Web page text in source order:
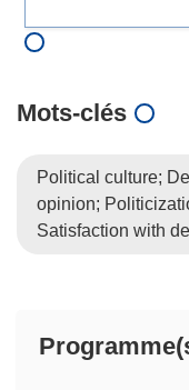
Mots‑clés
Political culture;
opinion;
Satisfaction with